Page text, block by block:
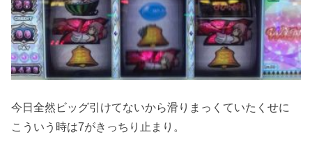
今日全然ビッグ引けてないから滑りまっくていたくせに
こういう時は7がきっちり止まり。